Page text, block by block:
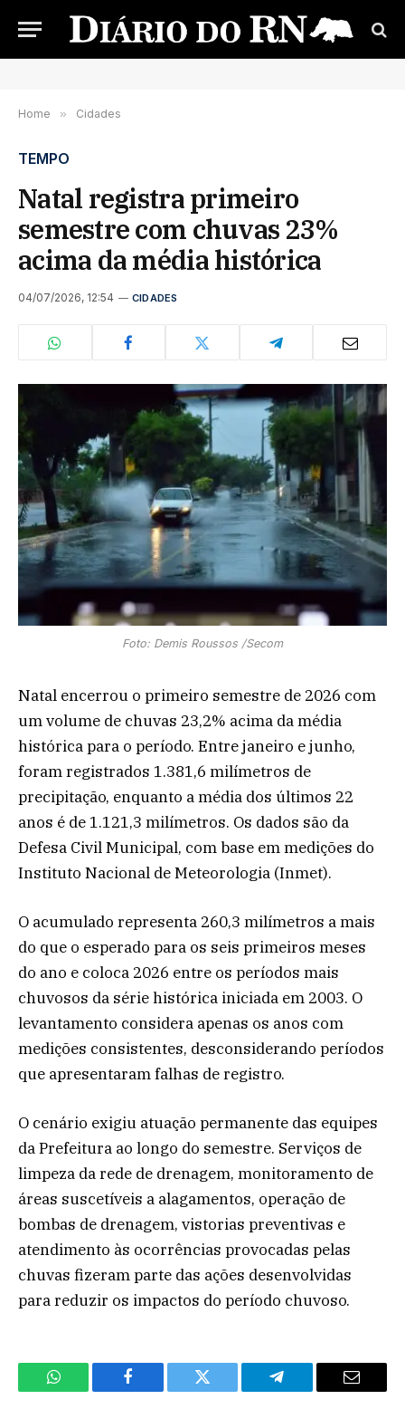
Home » Cidades
TEMPO
Natal registra primeiro
semestre com chuvas 23%
acima da média histórica
04/07/2026, 12:54 CIDADES
Foto: Demis Roussos /Secom
Natal encerrou o primeiro semestre de 2026 com
um volume de chuvas 23,2% acima da média
histórica para o período. Entre janeiro e junho,
foram registrados 1.381,6 milímetros de
precipitação, enquanto a média dos últimos 22
anos é de 1.121,3 milímetros. Os dados são da
Defesa Civil Municipal, com base em medições do
Instituto Nacional de Meteorologia (Inmet).
O acumulado representa 260,3 milímetros a mais
do que o esperado para os seis primeiros meses
do ano e coloca 2026 entre os períodos mais
chuvosos da série histórica iniciada em 2003. O
levantamento considera apenas os anos com
medições consistentes, desconsiderando períodos
que apresentaram falhas de registro.
O cenário exigiu atuação permanente das equipes
da Prefeitura ao longo do semestre. Serviços de
limpeza da rede de drenagem, monitoramento de
áreas suscetíveis a alagamentos, operação de
bombas de drenagem, vistorias preventivas e
atendimento às ocorrências provocadas pelas
chuvas fizeram parte das ações desenvolvidas
para reduzir os impactos do período chuvoso.
WhatsApp Facebook Twitter Telegram Email